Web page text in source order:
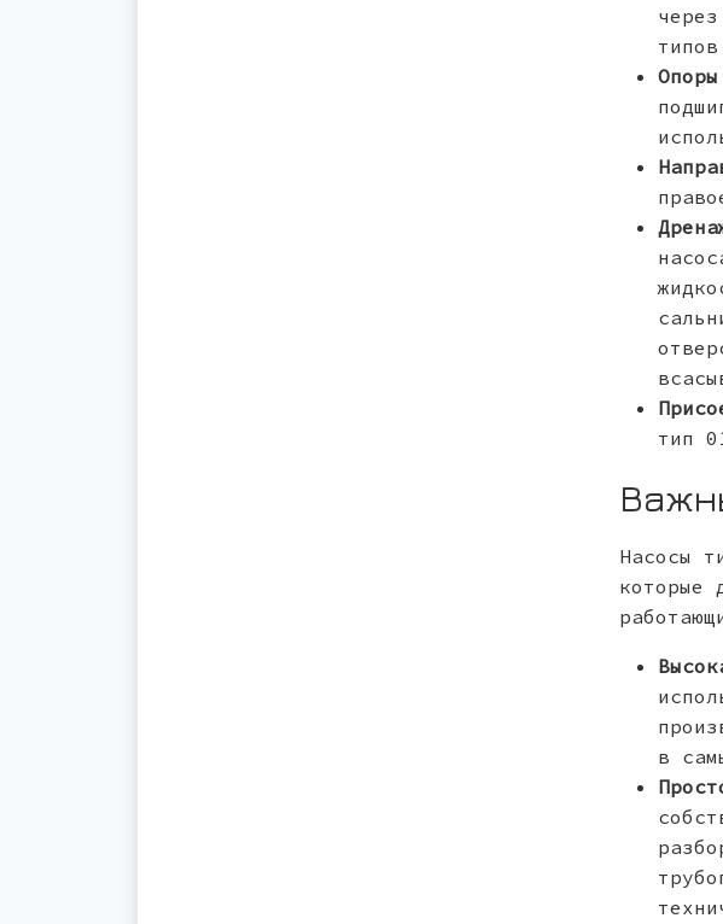
тип
Насосы
которые
в